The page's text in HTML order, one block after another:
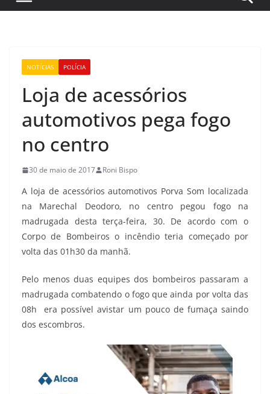
NOTÍCIAS POLÍCIA
Loja de acessórios
automotivos pega fogo
no centro
30 de maio de 2017 Roni Bispo
A loja de acessórios automotivos Porva Som localizada
na Marechal Deodoro, no centro pegou fogo na
madrugada desta terça-feira, 30. De acordo com o
Corpo de Bombeiros o incêndio teria começado por
volta das 01h30 da manhã.
Pelo menos duas equipes dos bombeiros passaram a
madrugada combatendo o fogo que ainda por volta das
08h era possível avistar um pouco de fumaça saindo
dos escombros.